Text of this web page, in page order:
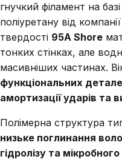
гнучкий філамент на
поліуретану від
твердості 95A Shore
тонких стінках, але
масивніших частинах.
функціональних
амортизації ударів та
Полімерна структура
низьке поглинання
гідролізу та